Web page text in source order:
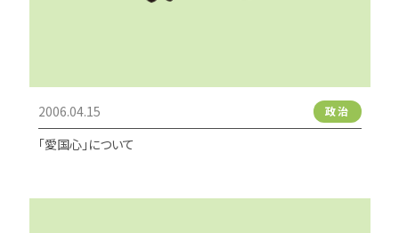
「愛国心」について
2006.04.15 政治